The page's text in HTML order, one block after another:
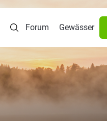
Forum Gewässer